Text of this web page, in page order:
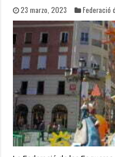
23 marzo, 2023 Federació